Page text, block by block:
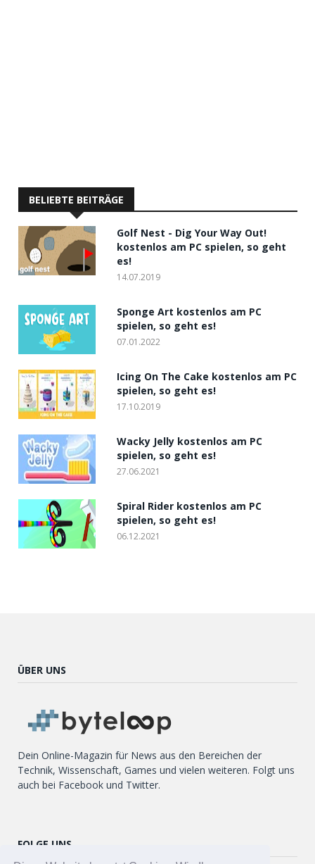
BELIEBTE BEITRÄGE
Golf Nest - Dig Your Way Out!
kostenlos am PC spielen, so geht
es!
14.07.2019
Sponge Art kostenlos am PC
spielen, so geht es!
07.01.2022
Icing On The Cake kostenlos am PC
spielen, so geht es!
17.10.2019
Wacky Jelly kostenlos am PC
spielen, so geht es!
27.06.2021
Spiral Rider kostenlos am PC
spielen, so geht es!
06.12.2021
ÜBER UNS
Dein Online-Magazin für News aus den Bereichen der
Technik, Wissenschaft, Games und vielen weiteren. Folgt uns
auch bei Facebook und Twitter.
FOLGE UNS